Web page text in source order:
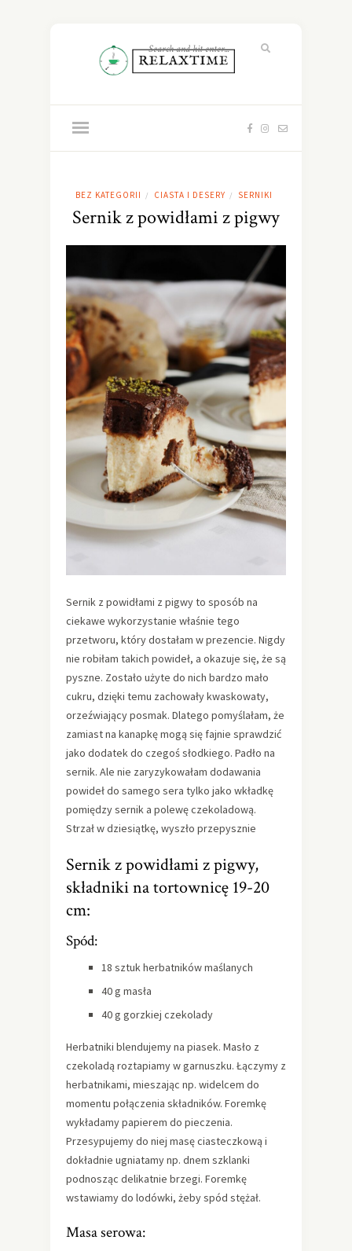
BEZ KATEGORII / CIASTA I DESERY / SERNIKI
Sernik z powidłami z pigwy
Sernik z powidłami z pigwy to sposób na
ciekawe wykorzystanie właśnie tego
przetworu, który dostałam w prezencie. Nigdy
nie robiłam takich powideł, a okazuje się, że są
pyszne. Zostało użyte do nich bardzo mało
cukru, dzięki temu zachowały kwaskowaty,
orzeźwiający posmak. Dlatego pomyślałam, że
zamiast na kanapkę mogą się fajnie sprawdzić
jako dodatek do czegoś słodkiego. Padło na
sernik. Ale nie zaryzykowałam dodawania
powideł do samego sera tylko jako wkładkę
pomiędzy sernik a polewę czekoladową.
Strzał w dziesiątkę, wyszło przepysznie
Sernik z powidłami z pigwy,
składniki na tortownicę 19-20
cm:
Spód:
18 sztuk herbatników maślanych
40 g masła
40 g gorzkiej czekolady
Herbatniki blendujemy na piasek. Masło z
czekoladą roztapiamy w garnuszku. Łączymy z
herbatnikami, mieszając np. widelcem do
momentu połączenia składników. Foremkę
wykładamy papierem do pieczenia.
Przesypujemy do niej masę ciasteczkową i
dokładnie ugniatamy np. dnem szklanki
podnosząc delikatnie brzegi. Foremkę
wstawiamy do lodówki, żeby spód stężał.
Masa serowa: